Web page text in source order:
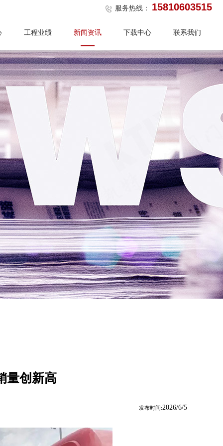
服务热线： 15810603515
工程业绩 新闻资讯 下载中心 联系我们
量创新高
发布时间:2026/6/5